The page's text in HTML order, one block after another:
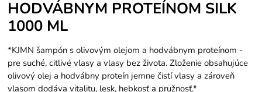
HODVÁBNYM PROTEÍNOM SILK
1000 ML
*KJMN šampón s olivovým olejom a hodvábnym proteínom -
pre suché, citlivé vlasy a vlasy bez života. Zloženie obsahujúce
olivový olej a hodvábny proteín jemne čistí vlasy a zároveň
vlasom dodáva vitalitu, lesk, hebkosť a pružnosť.*